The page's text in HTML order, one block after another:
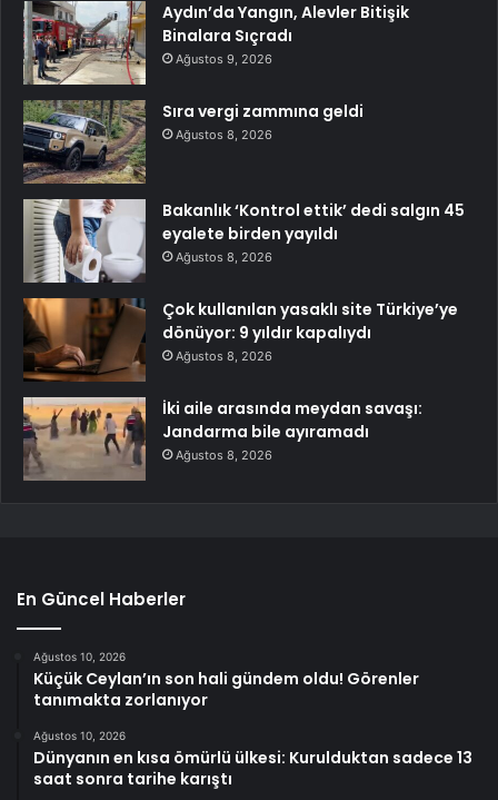
Aydın’da Yangın, Alevler Bitişik
Binalara Sıçradı
Ağustos 9, 2026
Sıra vergi zammına geldi
Ağustos 8, 2026
Bakanlık ‘Kontrol ettik’ dedi salgın 45
eyalete birden yayıldı
Ağustos 8, 2026
Çok kullanılan yasaklı site Türkiye’ye
dönüyor: 9 yıldır kapalıydı
Ağustos 8, 2026
İki aile arasında meydan savaşı:
Jandarma bile ayıramadı
Ağustos 8, 2026
En Güncel Haberler
Ağustos 10, 2026
Küçük Ceylan’ın son hali gündem oldu! Görenler
tanımakta zorlanıyor
Ağustos 10, 2026
Dünyanın en kısa ömürlü ülkesi: Kurulduktan sadece 13
saat sonra tarihe karıştı